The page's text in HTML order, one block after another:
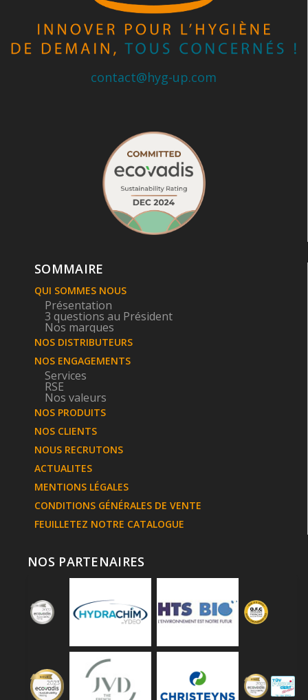
contact@hyg-up.com
SOMMAIRE
QUI SOMMES NOUS
Présentation
3 questions au Président
Nos marques
NOS DISTRIBUTEURS
NOS ENGAGEMENTS
Services
RSE
Nos valeurs
NOS PRODUITS
NOS CLIENTS
NOUS RECRUTONS
ACTUALITES
MENTIONS LÉGALES
CONDITIONS GÉNÉRALES DE VENTE
FEUILLETEZ NOTRE CATALOGUE
NOS PARTENAIRES